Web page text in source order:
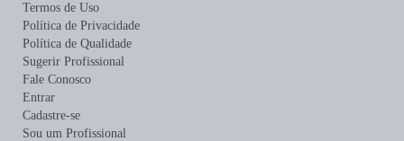
Termos de Uso
Política de Privacidade
Política de Qualidade
Sugerir Profissional
Fale Conosco
Entrar
Cadastre-se
Sou um Profissional